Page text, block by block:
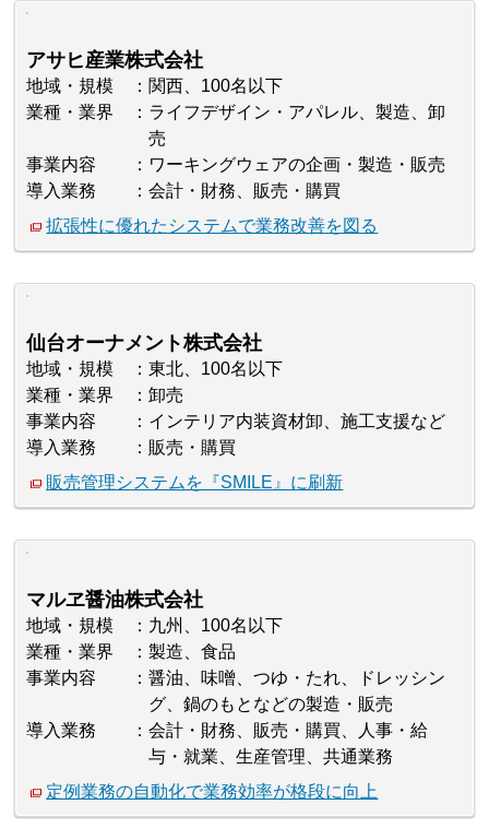
アサヒ産業株式会社
地域・規模
関西、100名以下
業種・業界
ライフデザイン・アパレル、製造、卸
売
事業内容
ワーキングウェアの企画・製造・販売
導入業務
会計・財務、販売・購買
拡張性に優れたシステムで業務改善を図る
仙台オーナメント株式会社
地域・規模
東北、100名以下
業種・業界
卸売
事業内容
インテリア内装資材卸、施工支援など
導入業務
販売・購買
販売管理システムを『SMILE』に刷新
マルヱ醤油株式会社
地域・規模
九州、100名以下
業種・業界
製造、食品
事業内容
醤油、味噌、つゆ・たれ、ドレッシン
グ、鍋のもとなどの製造・販売
導入業務
会計・財務、販売・購買、人事・給
与・就業、生産管理、共通業務
定例業務の自動化で業務効率が格段に向上